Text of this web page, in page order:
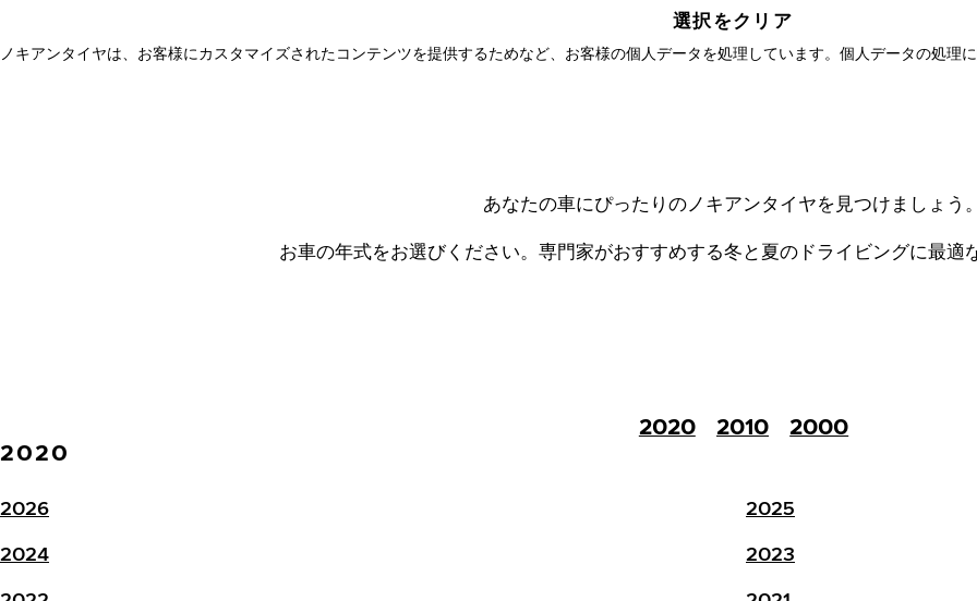
選択をクリア
ノキアンタイヤは、お客様にカスタマイズされたコンテンツを提供するためなど、お客様の個人データを処理しています。個人データの処理
あなたの車にぴったりのノキアンタイヤを見つけましょう。
お車の年式をお選びください。 専門家がおすすめする冬と夏のドライビングに最適
2020 2010
2000
2020
2026
2025
2024
2023